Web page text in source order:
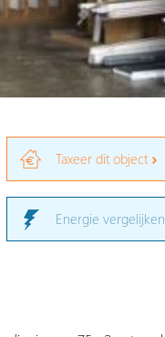
Taxeer dit object
Energie vergelijken